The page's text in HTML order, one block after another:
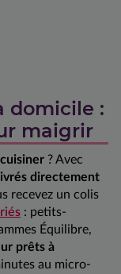
domicile :
maigrir
? Avec
livrés directement
recevez un colis
: petits-
Équilibre,
prêts à
au micro-